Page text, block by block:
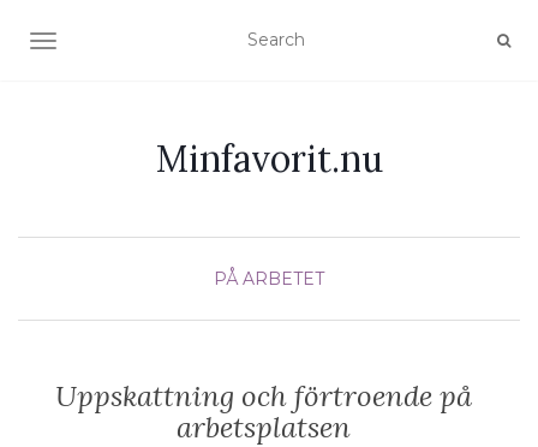
TOGGLE NAVIGATION
Minfavorit.nu
PÅ ARBETET
Uppskattning och förtroende på
arbetsplatsen